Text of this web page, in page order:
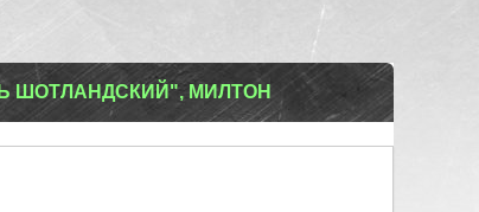
ШОТЛАНДСКИЙ", МИЛТОН